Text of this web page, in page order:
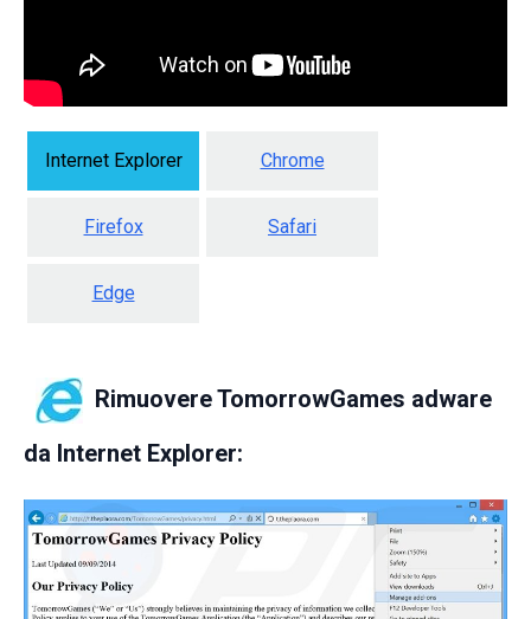
Internet Explorer Chrome
Firefox Safari
Edge
Rimuovere TomorrowGames adware
da Internet Explorer: